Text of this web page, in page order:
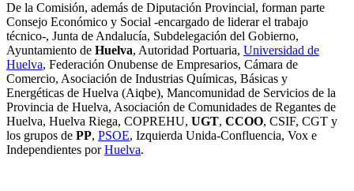
De la Comisión, además de Diputación Provincial, forman parte
Consejo Económico y Social -encargado de liderar el trabajo
técnico-, Junta de Andalucía, Subdelegación del Gobierno,
Ayuntamiento de Huelva, Autoridad Portuaria, Universidad de
Huelva, Federación Onubense de Empresarios, Cámara de
Comercio, Asociación de Industrias Químicas, Básicas y
Energéticas de Huelva (Aiqbe), Mancomunidad de Servicios de la
Provincia de Huelva, Asociación de Comunidades de Regantes de
Huelva, Huelva Riega, COPREHU, UGT, CCOO, CSIF, CGT y
los grupos de PP, PSOE, Izquierda Unida-Confluencia, Vox e
Independientes porHuelva.